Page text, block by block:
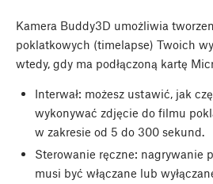
Kamera Buddy3D umożliwia
poklatkowych (timelapse) Twoich
wtedy, gdy ma podłączoną kartę
Interwał: możesz ustawić, jak
wykonywać zdjęcie do filmu
w zakresie od 5 do 300 sekund.
Sterowanie ręczne: nagrywanie
musi być włączane lub